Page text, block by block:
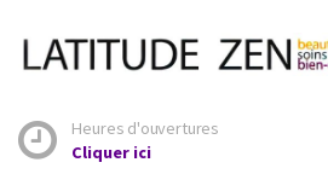
Heures d'ouvertures
Cliquer ici